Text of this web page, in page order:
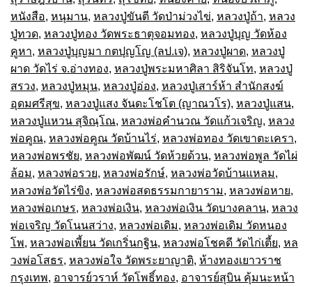
หนังสือ, หนุมาน, หลวงปู่ขันตี วัดป่าม่วงไข่, หลวงปู่ถ้า, หลวง
ปู่ทวด, หลวงปู่ทอง วัดพระธาตุจอมทอง, หลวงปู่บุญ วัดห้อง
คูหา, หลวงปู่บุญมา กตปุญโญ (ลป.เจ), หลวงปู่ผาด, หลวงปู่
ผาด วัดไร่ จ.อ่างทอง, หลวงปู่พระมหาศิลา สิริจันโท, หลวงปู่
สรวง, หลวงปู่หมุน, หลวงปู่อ่อง, หลวงปู่เสาร์ห้า สำนักสงฆ์
อุดมศรีสุข, หลวงปู่แสง จันดะโชโต (ญาณวโร), หลวงปู่แสน,
หลวงปู่แหวน สุจิณฺโณ, หลวงพ่อคำนวณ วัดแก้วเจริญ, หลวง
พ่อคูณ, หลวงพ่อคูณ วัดบ้านไร่, หลวงพ่อทอง วัดเขาตะเครา,
หลวงพ่อพรชัย, หลวงพ่อพัฒน์ วัดห้วยด้วน, หลวงพ่อพูล วัดไผ่
ล้อม, หลวงพ่อรวย, หลวงพ่อรักษ์, หลวงพ่อวัดบ้านแหลม,
หลวงพ่อวัดไร่ขิง, หลวงพ่อสดธรรมกายาราม, หลวงพ่อหาย,
หลวงพ่อเกษร, หลวงพ่อเงิน, หลวงพ่อเงิน วัดบางคลาน, หลวง
พ่อเจริญ วัดโนนสว่าง, หลวงพ่อเดิม, หลวงพ่อเดิม วัดหนอง
โพ, หลวงพ่อเพี้ยน วัดเกริ่นกฐิน, หลวงพ่อโชคดี วัดไก่เตี้ย, หล
วงพ่อโสธร, หลวงพ่อใจ วัดพระยาญาติ, ห้างทองเยาวราช
กรุงเทพ, อาจารย์วราห์ วัดโพธิ์ทอง, อาจารย์สุบิน คุ้มนะหน้า